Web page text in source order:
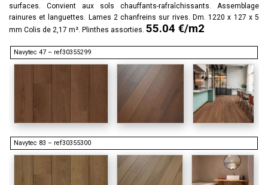
surfaces. Convient aux sols chauffants-rafraîchissants. Assemblage
rainures et languettes. Lames 2 chanfreins sur rives. Dm. 1220 x 127 x 5
mm Colis de 2,17 m². Plinthes assorties. 55.04 €/m2
Navytec 47 – ref30355299
Navytec 83 – ref30355300